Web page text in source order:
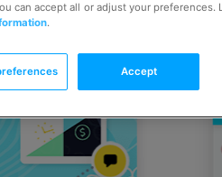
can accept all or adjust your preferences.
.
Accept